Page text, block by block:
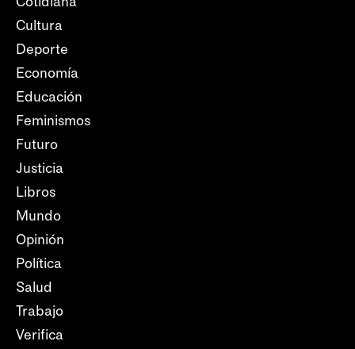
Cultura
Deporte
Economía
Educación
Feminismos
Futuro
Justicia
Libros
Mundo
Opinión
Política
Salud
Trabajo
Verifica